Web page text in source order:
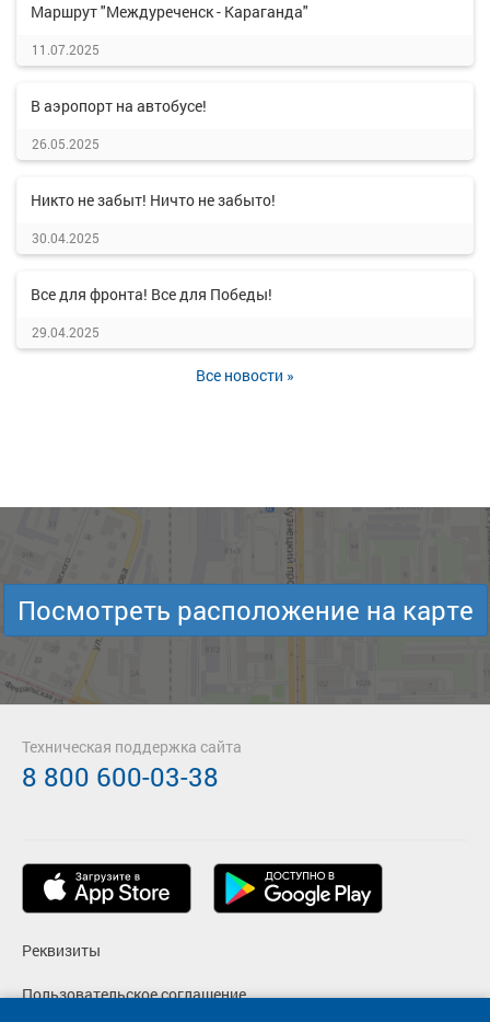
Маршрут "Междуреченск - Караганда"
11.07.2025
В аэропорт на автобусе!
26.05.2025
Никто не забыт! Ничто не забыто!
30.04.2025
Все для фронта! Все для Победы!
29.04.2025
Все новости »
Посмотреть расположение на карте
Реквизиты
Пользовательское соглашение
Техническая поддержка сайта
8 800 600-03-38